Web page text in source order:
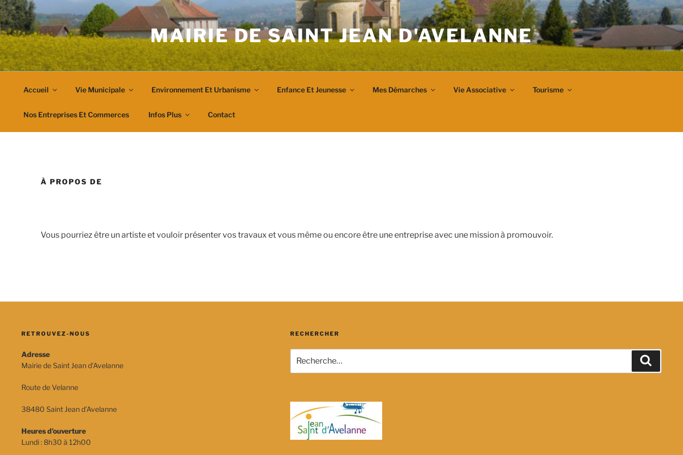
Aller
au
contenu
principal
MAIRIE DE SAINT JEAN D'AVELANNE
Accueil Vie Municipale Environnement Et Urbanisme Enfance Et Jeunesse Mes Démarches Vie Associative Tourisme
Nos Entreprises Et Commerces Infos Plus Contact
À PROPOS DE
Vous pourriez être un artiste et vouloir présenter vos travaux et vous même ou encore être une entreprise avec une mission à promouvoir.
RETROUVEZ-NOUS
Adresse
Mairie de Saint Jean d’Avelanne
Route de Velanne
38480 Saint Jean d’Avelanne
Heures d’ouverture
Lundi : 8h30 à 12h00
RECHERCHER
pour
: